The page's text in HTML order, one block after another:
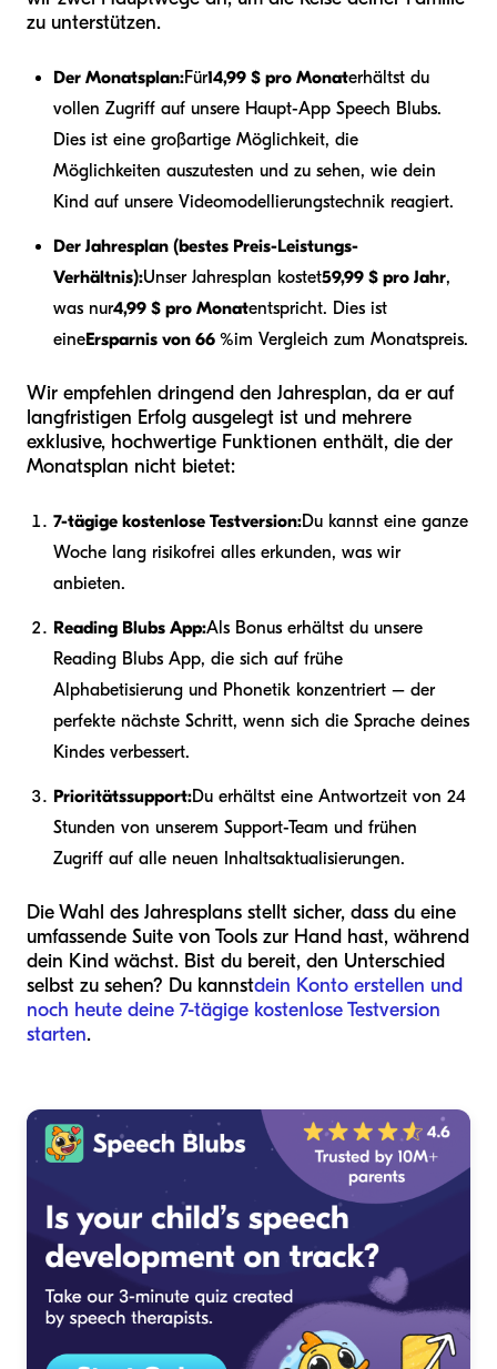
zu unterstützen.
Der Monatsplan:Für14,99 $ pro Monaterhältst du
vollen Zugriff auf unsere Haupt-App Speech Blubs.
Dies ist eine großartige Möglichkeit, die
Möglichkeiten auszutesten und zu sehen, wie dein
Kind auf unsere Videomodellierungstechnik reagiert.
Der Jahresplan (bestes Preis-Leistungs-
Verhältnis):Unser Jahresplan kostet59,99 $ pro Jahr,
was nur4,99 $ pro Monatentspricht. Dies ist
eineErsparnis von 66 %im Vergleich zum Monatspreis.
Wir empfehlen dringend den Jahresplan, da er auf
langfristigen Erfolg ausgelegt ist und mehrere
exklusive, hochwertige Funktionen enthält, die der
Monatsplan nicht bietet:
7-tägige kostenlose Testversion:Du kannst eine ganze
Woche lang risikofrei alles erkunden, was wir
anbieten.
Reading Blubs App:Als Bonus erhältst du unsere
Reading Blubs App, die sich auf frühe
Alphabetisierung und Phonetik konzentriert – der
perfekte nächste Schritt, wenn sich die Sprache deines
Kindes verbessert.
Prioritätssupport:Du erhältst eine Antwortzeit von 24
Stunden von unserem Support-Team und frühen
Zugriff auf alle neuen Inhaltsaktualisierungen.
Die Wahl des Jahresplans stellt sicher, dass du eine
umfassende Suite von Tools zur Hand hast, während
dein Kind wächst. Bist du bereit, den Unterschied
selbst zu sehen? Du kannstdein Konto erstellen und
noch heute deine 7-tägige kostenlose Testversion
starten.